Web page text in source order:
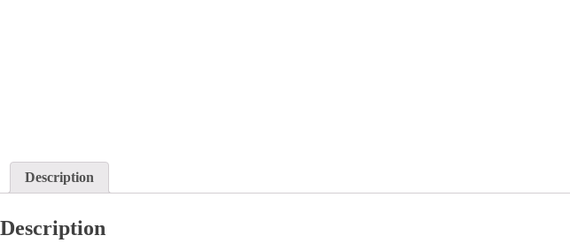
Description
Description